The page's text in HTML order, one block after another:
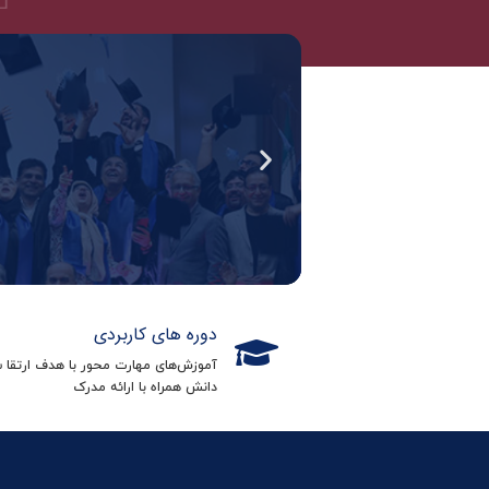
دوره های کاربردی
آموزش‌های مهارت محور با هدف
دانش همراه با ارائه مدرک